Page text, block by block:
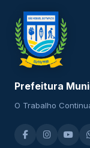
Prefeitura
O Trabalho